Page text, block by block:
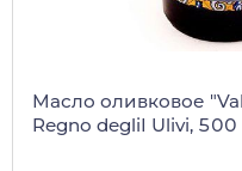
Масло оливковое
Regno degliI Ulivi,